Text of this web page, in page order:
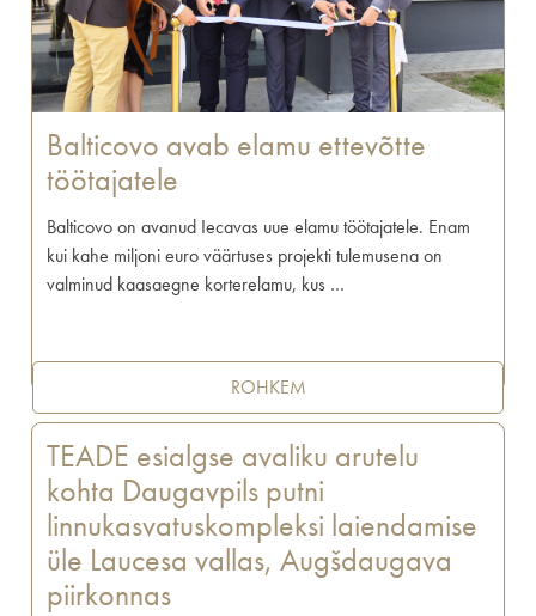
Balticovo avab elamu ettevõtte
töötajatele
Balticovo on avanud Iecavas uue elamu töötajatele. Enam
kui kahe miljoni euro väärtuses projekti tulemusena on
valminud kaasaegne korterelamu, kus …
ROHKEM
TEADE esialgse avaliku arutelu
kohta Daugavpils putni
linnukasvatuskompleksi laiendamise
üle Laucesa vallas, Augšdaugava
piirkonnas